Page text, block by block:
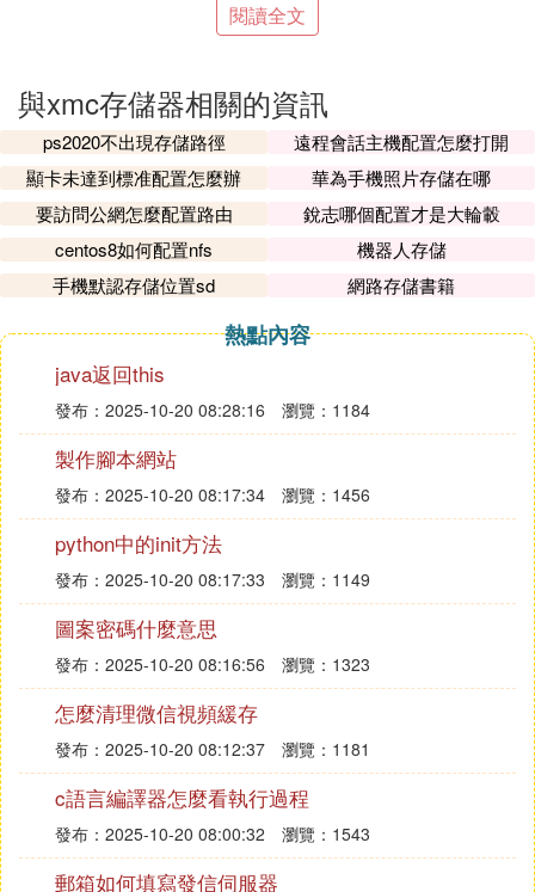
3D NAND快閃記憶體在容量、速度、能效及可靠性
流工藝是15/16nm，但10/9nm節點很可能是平面NA
ND最後的機會了，而3D NAND快閃記憶體還會繼續
走下去，目前的堆棧層數不過32-48層，廠商們還在
研發64層甚至更高層數的堆棧技術。
四大NAND豪門的3D NAND快閃記憶體及特色
在主要的NAND廠商中，三星最早量產了3D NAND，
其他幾家公司在3D NAND快閃記憶體量產上要落後
三星至少2年時間，Intel、美光去年才推出3D NAND
快閃記憶體，Intel本月初才發布了首款3D NAND快
閃記憶體的SSD，不過主要是面向企業級市場的。
這四大豪門的3D NAND快閃記憶體所用的技術不
同，堆棧的層數也不一樣，而Intel在常規3D NAND
快閃記憶體之外還開發了新型的3D XPoint快閃記憶
體，它跟目前的3D快閃記憶體有很大不同，屬於殺
手鐧級產品，值得關注。
四大NAND豪門的3D NAND快閃記憶體規格及特色
上述3D NAND快閃記憶體中，由於廠商不一定公布
很多技術細節，特別是很少提及具體的製程工藝，除
了三星之外其他廠商的3D NAND快閃記憶體現在才
開始推向市場，代表性產品也不足。
三星：最早量產的V-NAND快閃記憶體
三星是NAND快閃記憶體市場最強大的廠商，在3D N
AND快閃記憶體上也是一路領先，他們最早在2013
年就開始量產3D NAND快閃記憶體了。在3D NAND
路線上，三星也研究過多種方案，最終量產的是VG
閱讀全文
與xmc存儲器相關的資訊
ps2020不出現存儲路徑
遠程會話主機配置怎麼打開
顯卡未達到標准配置怎麼辦
華為手機照片存儲在哪
要訪問公網怎麼配置路由
銳志哪個配置才是大輪轂
centos8如何配置nfs
機器人存儲
手機默認存儲位置sd
網路存儲書籍
熱點內容
java返回this
發布：2025-10-20 08:28:16 瀏覽：1184
製作腳本網站
發布：2025-10-20 08:17:34 瀏覽：1456
python中的init方法
發布：2025-10-20 08:17:33 瀏覽：1149
圖案密碼什麼意思
發布：2025-10-20 08:16:56 瀏覽：1323
怎麼清理微信視頻緩存
發布：2025-10-20 08:12:37 瀏覽：1181
c語言編譯器怎麼看執行過程
發布：2025-10-20 08:00:32 瀏覽：1543
郵箱如何填寫發信伺服器